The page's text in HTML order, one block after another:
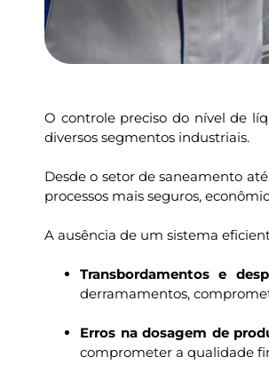
O controle preciso do nível de
diversos segmentos industriais.
Desde o setor de saneamento
processos mais seguros,
A ausência de um sistema
Transbordamentos e
derramamentos,
Erros na dosagem de
comprometer a qualidade